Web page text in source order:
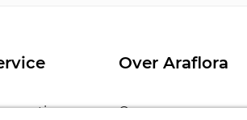
Over Araflora
Over ons